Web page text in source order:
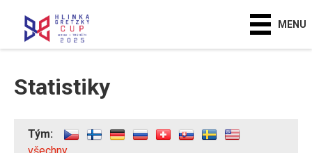
MENU
Statistiky
Tým: